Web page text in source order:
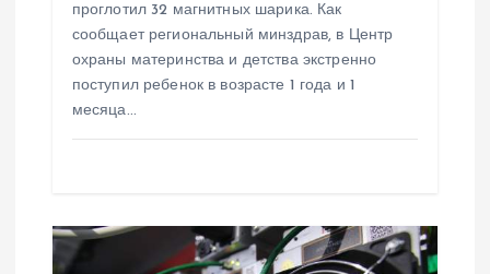
проглотил 32 магнитных шарика. Как
сообщает региональный минздрав, в Центр
охраны материнства и детства экстренно
поступил ребенок в возрасте 1 года и 1
месяца…